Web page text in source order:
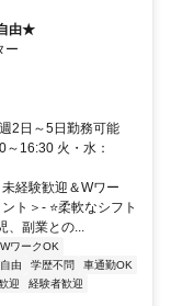
由★
ー
2日～5日勤務可能
～16:30 火・水：
経験歓迎＆Wワー
ト＞- ⭐柔軟なシフト
副業との...
ワークOK
由 学歴不問
車通勤OK
迎
経験者歓迎